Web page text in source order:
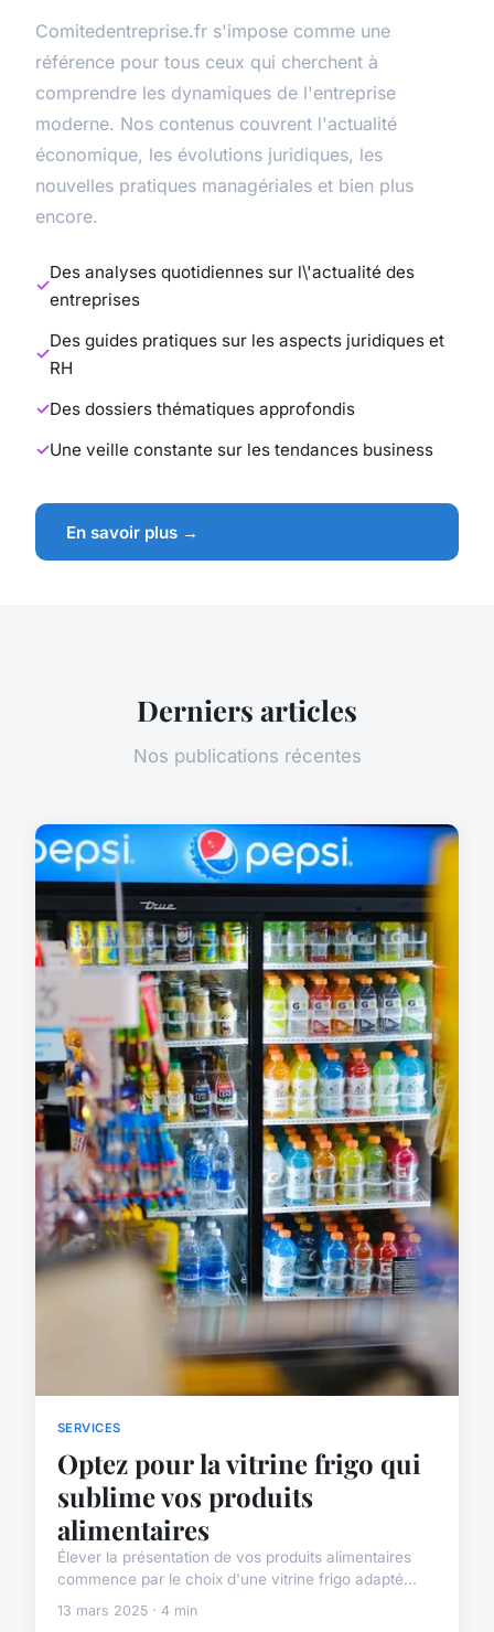
Comitedentreprise.fr s'impose comme une
référence pour tous ceux qui cherchent à
comprendre les dynamiques de l'entreprise
moderne. Nos contenus couvrent l'actualité
économique, les évolutions juridiques, les
nouvelles pratiques managériales et bien plus
encore.
Des analyses quotidiennes sur l\'actualité des
entreprises
Des guides pratiques sur les aspects juridiques et
RH
Des dossiers thématiques approfondis
Une veille constante sur les tendances business
En savoir plus →
Derniers articles
Nos publications récentes
SERVICES
Optez pour la vitrine frigo qui
sublime vos produits
alimentaires
Élever la présentation de vos produits alimentaires
commence par le choix d'une vitrine frigo adapté...
13 mars 2025 · 4 min